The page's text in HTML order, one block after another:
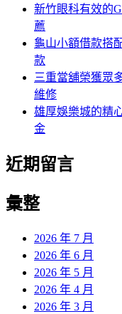
新竹眼科有效的
薦
龜山小額借款搭
款
三重當舖榮獲眾
維修
雄厚娛樂城的精
金
近期留言
彙整
2026 年 7 月
2026 年 6 月
2026 年 5 月
2026 年 4 月
2026 年 3 月